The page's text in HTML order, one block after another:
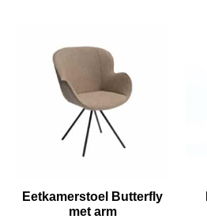
Eetkamerstoel Butterfly
met arm